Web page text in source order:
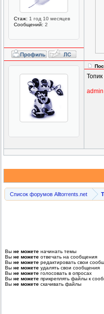
Стаж: 1 год 10 месяцев
Сообщений: 2
admin
Список форумов Alltorrents.net
Вы не можете начинать темы
Вы не можете отвечать на сообщения
Вы не можете редактировать свои
Вы не можете удалять свои сообщения
Вы не можете голосовать в опросах
Вы не можете прикреплять файлы к
Вы не можете скачивать файлы